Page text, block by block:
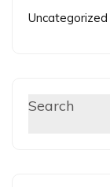
Uncategorized
Search